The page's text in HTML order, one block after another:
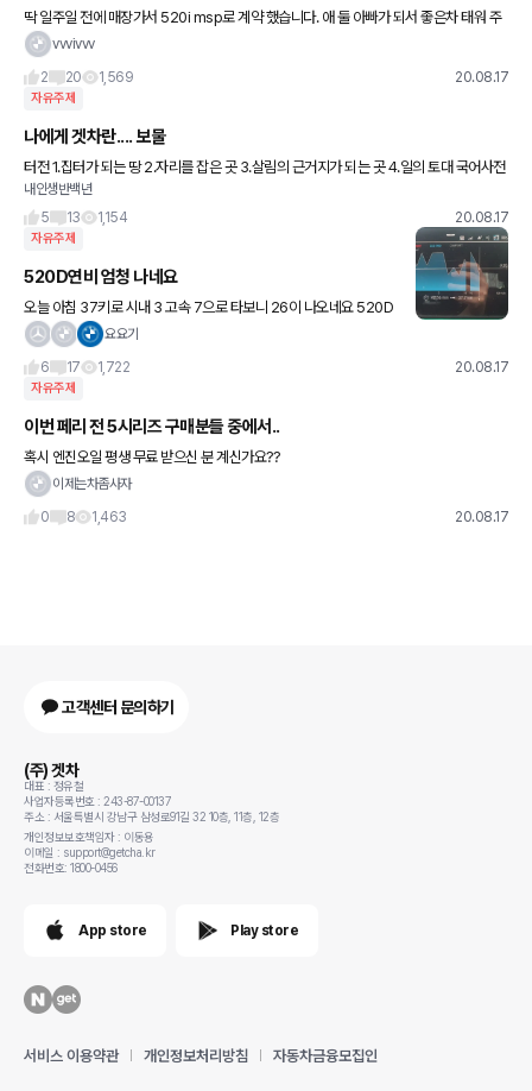
딱 일주일 전에 매장가서 520i msp로 계약 했습니다. 애 둘 아빠가 되서 좋은차 태워 주
고 싶네요. 좋은 형편의 살림은 아니지만 과감히 하고 왔네여. 올해초에 새 아파트 사느라
vvvivvv
2
20 1,569 20.08.17
자유주제
나에게 겟차란.... 보물
터전 1.집터가 되는 땅 2.자리를 잡은 곳 3.살림의 근거지가 되는 곳 4.일의 토대 국어사전
에 나와있는 사전적 의미 입니다. 언젠가 우연한 기회가 되어 자동차 정보가 필요해 알아
보다
내인생반백년
5
13 1,154 20.08.17
자유주제
520D연비 엄청 나네요
오늘 아침 37키로 시내 3 고속 7으로 타보니 26이 나오네요 520D
연비 정말 좋습니다. 출퇴근거리 50키로 이상,운행 자주 하시는 분들
요요기
6
17 1,722 20.08.17
자유주제
이번 페리 전 5시리즈 구매분들 중에서..
혹시 엔진오일 평생 무료 받으신 분 계신가요??
이제는차좀사자
0
8 1,463 20.08.17
고객센터 문의하기
(주) 겟차
대표 : 정유철
사업자등록번호 : 243-87-00137
주소 : 서울특별시 강남구 삼성로91길 32 10층, 11층, 12층
개인정보보호책임자 : 이동용
이메일 : support@getcha.kr
전화번호: 1800-0456
App store Play store
서비스 이용약관 개인정보처리방침 자동차금융모집인